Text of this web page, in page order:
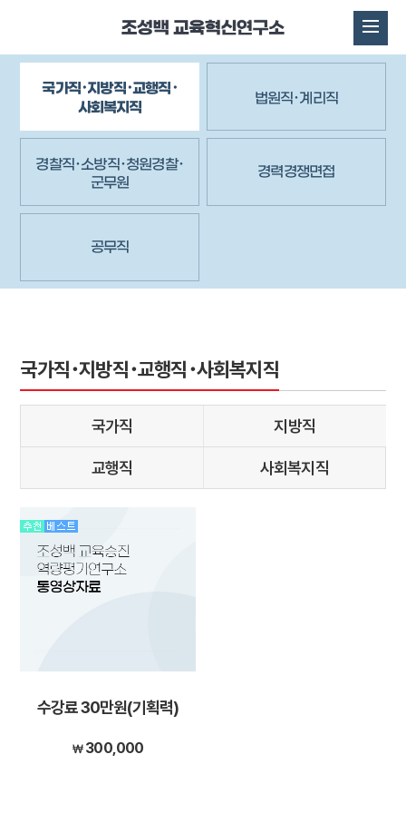
국가직･지방직･교행직･
사회복지직
법원직･계리직
경찰직･소방직･청원경찰･
군무원
경력경쟁면접
공무직
국가직･지방직･교행직･사회복지직
국가직 지방직
교행직 사회복지직
수강료 30만원(기획력)
300,000